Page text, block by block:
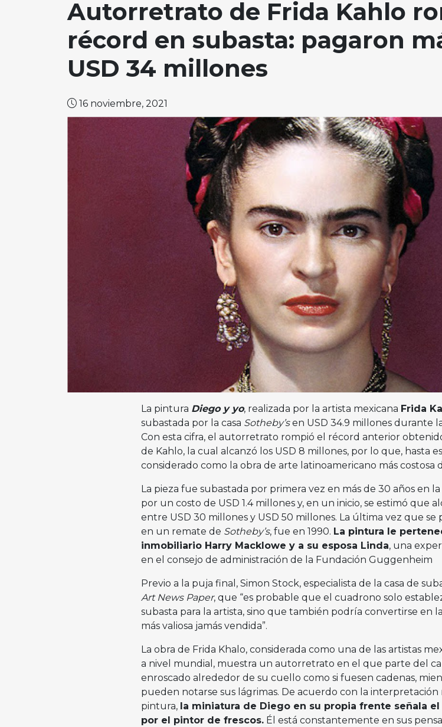
Autorretrato de Frida Kahlo
récord en subasta: pagaron
USD 34 millones
16 noviembre, 2021
La pintura Diego y yo, realizada por la artista mexicana Frida
subastada por la casa Sotheby’sen USD 34.9 millones durante
Con esta cifra, el autorretrato rompió el récord anterior
de Kahlo, la cual alcanzó los USD 8 millones, por lo que, hasta
considerado como la obra de arte latinoamericano más costosa
La pieza fue subastada por primera vez en más de 30 años en
por un costo de USD 1.4 millones y, en un inicio, se estimó que
entre USD 30 millones y USD 50 millones. La última vez que se
en un remate de Sotheby’s, fue en 1990. La pintura le
inmobiliario Harry Macklowe y a su esposa Linda, una
en el consejo de administración de la Fundación Guggenheim
Previo a la puja final, Simon Stock, especialista de la casa de
Art News Paper, que “es probable que el cuadrono solo
subasta para la artista, sino que también podría convertirse en
más valiosa jamás vendida”.
La obra de Frida Khalo, considerada como una de las artistas
a nivel mundial, muestra un autorretrato en el que parte del
enroscado alrededor de su cuello como si fuesen cadenas,
pueden notarse sus lágrimas. De acuerdo con la interpretación
pintura, la miniatura de Diego en su propia frente señala
por el pintor de frescos.Él está constantemente en sus